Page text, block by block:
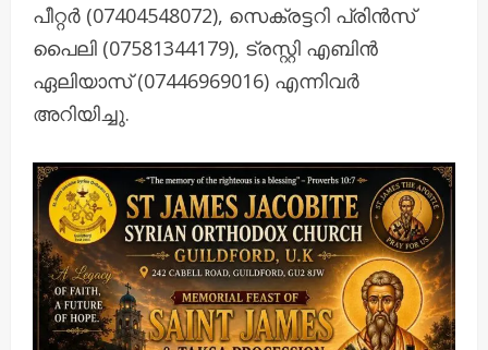
പീറ്റർ (07404548072), സെക്രട്ടറി പ്രിൻസ്
പൈലി (07581344179), ട്രസ്റ്റി എബിൻ
ഏലിയാസ് (07446969016) എന്നിവർ
അറിയിച്ചു.